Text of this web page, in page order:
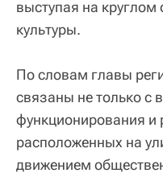
выступая на круглом
культуры.
По словам главы
связаны не только с
функционирования и
расположенных на
движением